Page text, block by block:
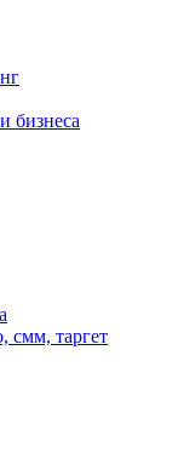
бизнеса
смм, таргет